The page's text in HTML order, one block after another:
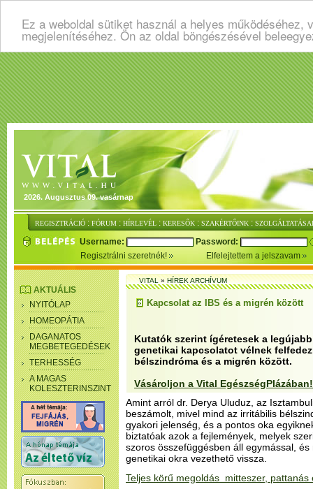
Ez a weboldal sütiket használ a helyes
megjelenítéséhez. Ön az oldal böngészésével
2026. Augusztus 09. vasárnap
REGISZTRÁCIÓ : FÓRUM : HÍRLEVÉL : KERESŐK : SZAKÉRTŐINK :
Username:
Password:
Regisztrálni szeretnék!
Elfelejtettem a jelszavam
AKTUÁLIS
NYITÓLAP
HOMEOPÁTIA
DAGANATOS
MEGBETEGEDÉSEK
TERHESSÉG
A MAGAS
KOLESZTERINSZINT
VITAL»HÍREK ARCHÍVUM
Kapcsolat az IBS és a migrén között
Kutatók szerint ígéretesek a
genetikai kapcsolatot vélnek
bélszindróma és a migrén között.
Vásároljon a Vital EgészségPlázában!
Amint arról dr. Derya Uluduz, az
beszámolt, mivel mind az irritábilis
gyakori jelenség, és a pontos oka
biztatóak azok a fejlemények, melyek
szoros összefüggésben áll egymással,
genetikai okra vezethető vissza.
Teljes körű megoldás mitteszer, pattanás